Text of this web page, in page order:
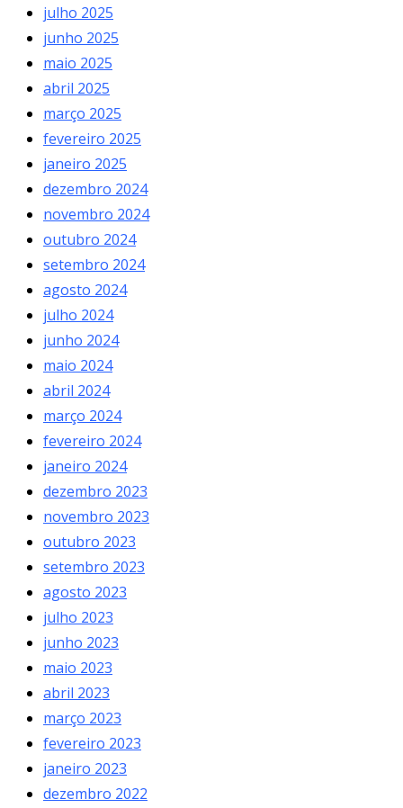
julho 2025
junho 2025
maio 2025
abril 2025
março 2025
fevereiro 2025
janeiro 2025
dezembro 2024
novembro 2024
outubro 2024
setembro 2024
agosto 2024
julho 2024
junho 2024
maio 2024
abril 2024
março 2024
fevereiro 2024
janeiro 2024
dezembro 2023
novembro 2023
outubro 2023
setembro 2023
agosto 2023
julho 2023
junho 2023
maio 2023
abril 2023
março 2023
fevereiro 2023
janeiro 2023
dezembro 2022